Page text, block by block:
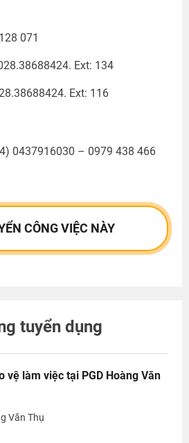
071
Ext: 134
Ext: 116
0437916030 – 0979 438 466
CÔNG VIỆC NÀY
tuyển dụng
vệ làm việc tại PGD Hoàng Văn
Văn Thụ